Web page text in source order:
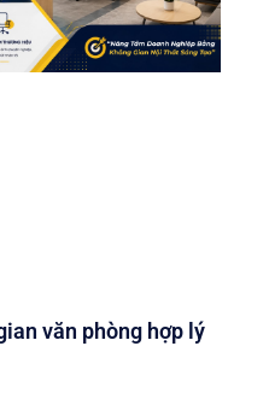
văn phòng hợp lý